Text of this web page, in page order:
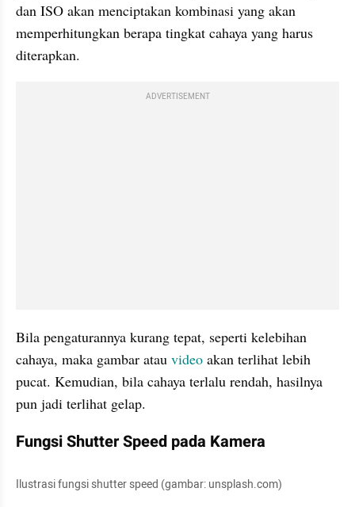
dan ISO akan menciptakan kombinasi yang akan
memperhitungkan berapa tingkat cahaya yang harus
diterapkan.
ADVERTISEMENT
Bila pengaturannya kurang tepat, seperti kelebihan
cahaya, maka gambar atau video akan terlihat lebih
pucat. Kemudian, bila cahaya terlalu rendah, hasilnya
pun jadi terlihat gelap.
Fungsi Shutter Speed pada Kamera
Ilustrasi fungsi shutter speed (gambar: unsplash.com)